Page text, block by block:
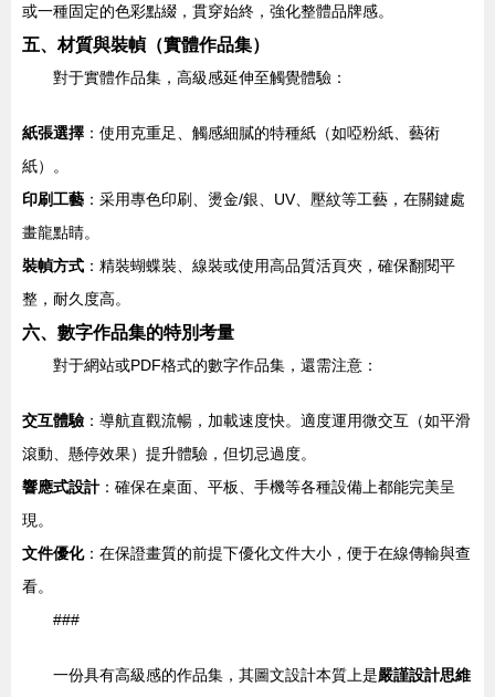
或一種固定的色彩點綴，貫穿始終，強化整體品牌感。
五、材質與裝幀（實體作品集）
對于實體作品集，高級感延伸至觸覺體驗：
紙張選擇 ：使用克重足、觸感細膩的特種紙（如啞粉紙、藝術
紙）。
印刷工藝 ：采用專色印刷、燙金/銀、UV、壓紋等工藝，在關鍵處
畫龍點睛。
裝幀方式 ：精裝蝴蝶裝、線裝或使用高品質活頁夾，確保翻閱平
整，耐久度高。
六、數字作品集的特別考量
對于網站或PDF格式的數字作品集，還需注意：
交互體驗 ：導航直觀流暢，加載速度快。適度運用微交互（如平滑
滾動、懸停效果）提升體驗，但切忌過度。
響應式設計：確保在桌面、平板、手機等各種設備上都能完美呈
現。
文件優化：在保證畫質的前提下優化文件大小，便于在線傳輸與查
看。
###
一份具有高級感的作品集，其圖文設計本質上是嚴謹設計思維